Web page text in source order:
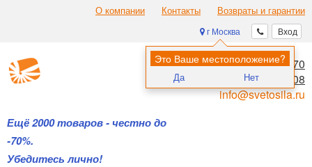
О компании Контакты Возвраты и гарантии
Вход
г Москва
Это Ваше местоположение?
Да Нет
Ещё 2000 товаров - честно до
-70%.
Убедитесь лично!
8 (495) 970-00-70
8 (800) 700-11-08
info@svetosila.ru